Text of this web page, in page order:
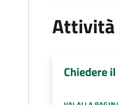
Chiedere